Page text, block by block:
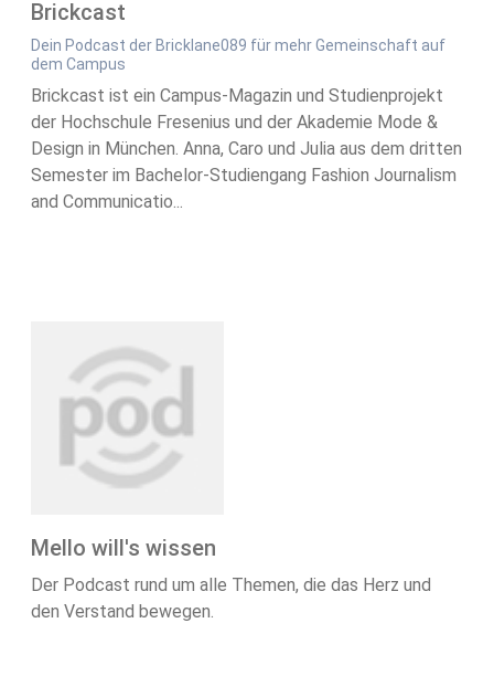
Brickcast
Dein Podcast der Bricklane089 für mehr Gemeinschaft auf
dem Campus
Brickcast ist ein Campus-Magazin und Studienprojekt
der Hochschule Fresenius und der Akademie Mode &
Design in München. Anna, Caro und Julia aus dem dritten
Semester im Bachelor-Studiengang Fashion Journalism
and Communicatio...
Mello will's wissen
Der Podcast rund um alle Themen, die das Herz und
den Verstand bewegen.